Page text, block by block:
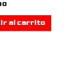
al carrito